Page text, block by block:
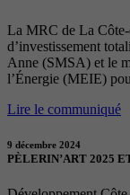
La MRC de La Côte-
d’investissement
Anne (SMSA) et le
l’Énergie (MEIE)
Lire le communiqué
9 décembre 2024
PÈLERIN’ART 2025